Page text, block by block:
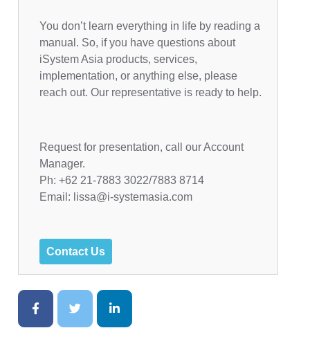
You don’t learn everything in life by reading a
manual. So, if you have questions about
iSystem Asia products, services,
implementation, or anything else, please
reach out. Our representative is ready to help.
Request for presentation, call our Account
Manager.
Ph: +62 21-7883 3022/7883 8714
Email: lissa@i-systemasia.com
Contact Us